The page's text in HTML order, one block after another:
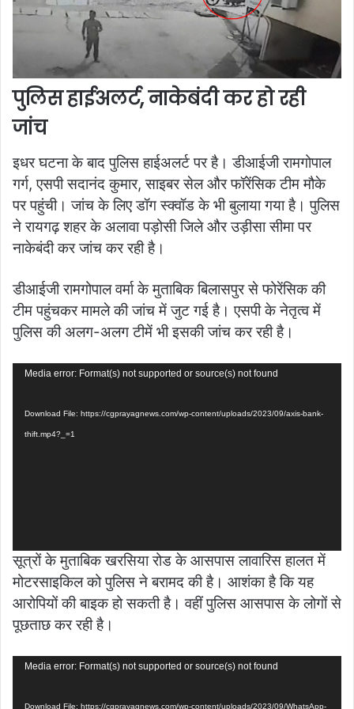
पुलिस हाईअलर्ट, नाकेबंदी कर हो रही
जांच
इधर घटना के बाद पुलिस हाईअलर्ट पर है। डीआईजी रामगोपाल
गर्ग, एसपी सदानंद कुमार, साइबर सेल और फॉरेंसिक टीम मौके
पर पहुंची। जांच के लिए डॉग स्क्वॉड के भी बुलाया गया है। पुलिस
ने रायगढ़ शहर के अलावा पड़ोसी जिले और उड़ीसा सीमा पर
नाकेबंदी कर जांच कर रही है।
डीआईजी रामगोपाल वर्मा के मुताबिक बिलासपुर से फोरेंसिक की
टीम पहुंचकर मामले की जांच में जुट गई है। एसपी के नेतृत्व में
पुलिस की अलग-अलग टीमें भी इसकी जांच कर रही है।
Video
Media error: Format(s) not supported or source(s) not found
Download File: https://cgprayagnews.com/wp-content/uploads/2023/09/axis-bank-
thift.mp4?_=1
सूत्रों के मुताबिक खरसिया रोड के आसपास लावारिस हालत में
मोटरसाइकिल को पुलिस ने बरामद की है। आशंका है कि यह
आरोपियों की बाइक हो सकती है। वहीं पुलिस आसपास के लोगों से
पूछताछ कर रही है।
Video
Media error: Format(s) not supported or source(s) not found
Download File: https://cgprayagnews.com/wp-content/uploads/2023/09/WhatsApp-